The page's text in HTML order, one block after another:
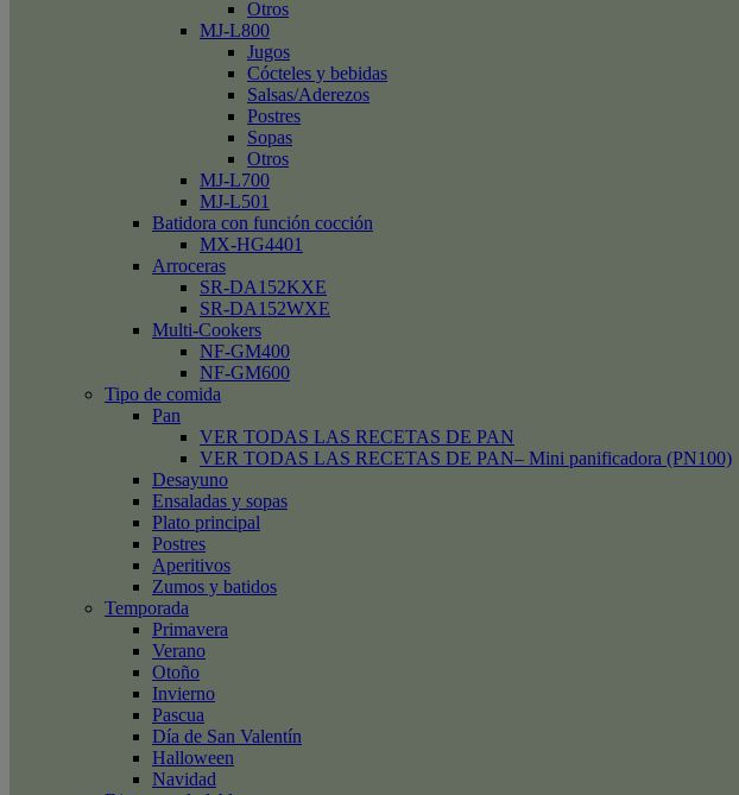
Otros
MJ-L800
Jugos
Cócteles y bebidas
Salsas/Aderezos
Postres
Sopas
Otros
MJ-L700
MJ-L501
Batidora con función cocción
MX-HG4401
Arroceras
SR-DA152KXE
SR-DA152WXE
Multi-Cookers
NF-GM400
NF-GM600
Tipo de comida
Pan
VER TODAS LAS RECETAS DE PAN
VER TODAS LAS RECETAS DE PAN– Mini panificadora (PN100)
Desayuno
Ensaladas y sopas
Plato principal
Postres
Aperitivos
Zumos y batidos
Temporada
Primavera
Verano
Otoño
Invierno
Pascua
Día de San Valentín
Halloween
Navidad